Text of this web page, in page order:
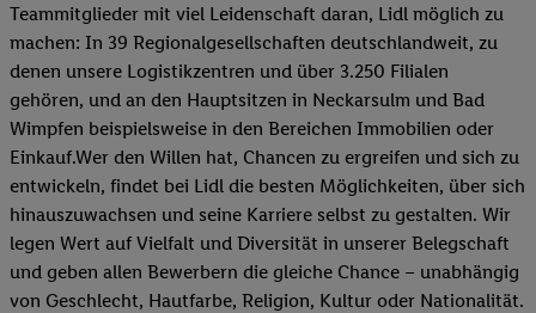
Teammitglieder mit viel Leidenschaft daran, Lidl möglich zu
machen: In 39 Regionalgesellschaften deutschlandweit, zu
denen unsere Logistikzentren und über 3.250 Filialen
gehören, und an den Hauptsitzen in Neckarsulm und Bad
Wimpfen beispielsweise in den Bereichen Immobilien oder
Einkauf.Wer den Willen hat, Chancen zu ergreifen und sich zu
entwickeln, findet bei Lidl die besten Möglichkeiten, über sich
hinauszuwachsen und seine Karriere selbst zu gestalten. Wir
legen Wert auf Vielfalt und Diversität in unserer Belegschaft
und geben allen Bewerbern die gleiche Chance – unabhängig
von Geschlecht, Hautfarbe, Religion, Kultur oder Nationalität.